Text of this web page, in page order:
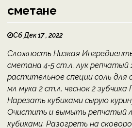
сметане
Сб Дек 17 , 2022
Сложность Низкая
сметана 4-5 ст.л. лук репчатый
растительное специи соль для
мл мука 2 ст.л. чеснок 2
Нарезать кубиками сырую
Очистить и вымыть репчатый
кубиками. Разогреть на